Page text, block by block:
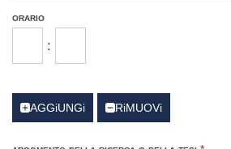
orario
:
AGGiUNGi RiMUOVi